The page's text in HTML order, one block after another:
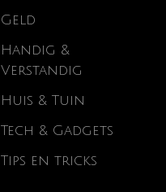
Geld
Handig &
Verstandig
Huis & Tuin
Tech & Gadgets
Tips en tricks